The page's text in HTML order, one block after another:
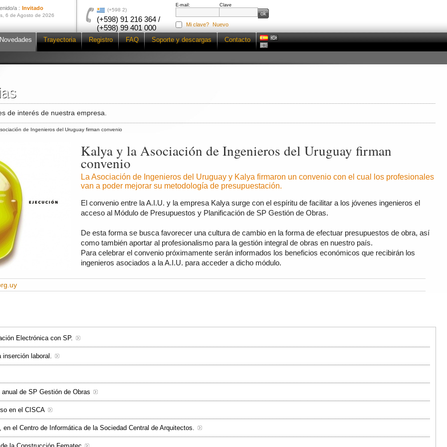
E-mail: Clave
Mi clave? Nuevo
6 de Agosto de 2026
(+598 2)
(+598) 91 216 364 /
(+598) 99 401 000
a : Invitado
Novedades Trayectoria Registro FAQ Soporte y descargas Contacto
de interés de nuestra empresa.
de Ingenieros del Uruguay firman convenio
Kalya y la Asociación de Ingenieros del Uruguay firman
convenio
La Asociación de Ingenieros del Uruguay y Kalya firmaron un convenio con el cual los profesionales
van a poder mejorar su metodología de presupuestación.
El convenio entre la A.I.U. y la empresa Kalya surge con el espíritu de facilitar a los jóvenes ingenieros el
acceso al Módulo de Presupuestos y Planificación de SP Gestión de Obras.
De esta forma se busca favorecer una cultura de cambio en la forma de efectuar presupuestos de obra, así
como también aportar al profesionalismo para la gestión integral de obras en nuestro país.
Para celebrar el convenio próximamente serán informados los beneficios económicos que recibirán los
ingenieros asociados a la A.I.U. para acceder a dicho módulo.
Electrónica con SP.
inserción laboral.
de SP Gestión de Obras
en el CISCA
en el Centro de Informática de la Sociedad Central de Arquitectos.